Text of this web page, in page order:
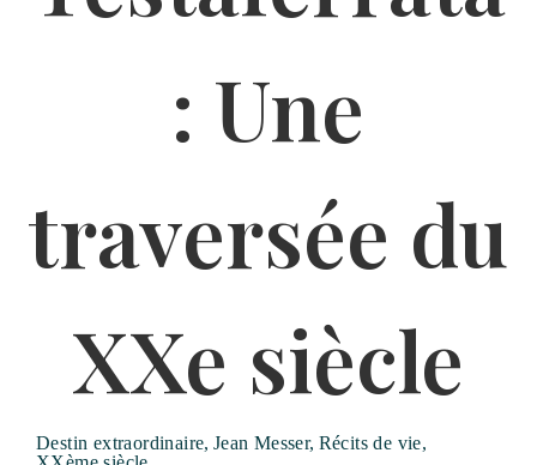
Destin extraordinaire, Jean Messer, Récits de vie,